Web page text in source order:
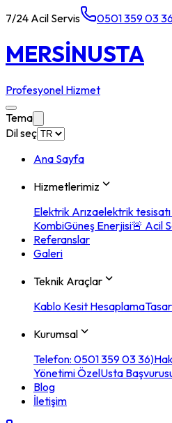
7/24 Acil Servis 0501 359 03
MERSİNUSTA
Profesyonel Hizmet
Tema
Dil seç
Ana Sayfa
Hizmetlerimiz
Elektrik Arızaelektrik
KombiGüneş Enerjisi🚨 Acil
Referanslar
Galeri
Teknik Araçlar
Kablo Kesit Hesaplama
Kurumsal
Telefon: 0501 359 03 36)
Yönetimi ÖzelUsta
Blog
İletişim